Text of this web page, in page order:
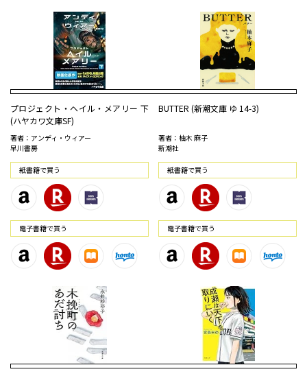
プロジェクト・ヘイル・メアリー 下
(ハヤカワ文庫SF)
著者：アンディ・ウィアー
早川書房
紙書籍で買う
電⼦書籍で買う
BUTTER (新潮文庫 ゆ 14-3)
著者：柚木 麻子
新潮社
紙書籍で買う
電⼦書籍で買う